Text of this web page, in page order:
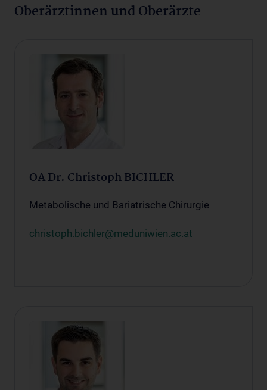
Oberärztinnen und Oberärzte
OA Dr. Christoph BICHLER
Metabolische und Bariatrische Chirurgie
christoph.bichler@meduniwien.ac.at